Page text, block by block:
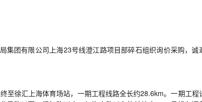
集团有限公司上海23号线澄江路项目部碎石组织询价采购，诚
徐汇上海体育场站，一期工程线路全长约28.6km。一期工程